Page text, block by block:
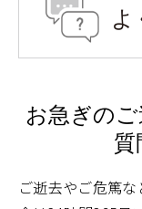
お急ぎのご
質
ご逝去やご危篤